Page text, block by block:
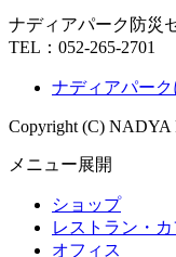
ナディアパーク防災
TEL： 052-265-2701
ナディアパーク
Copyright (C) NADYA
メニュー展開
ショップ
レストラン・カ
オフィス